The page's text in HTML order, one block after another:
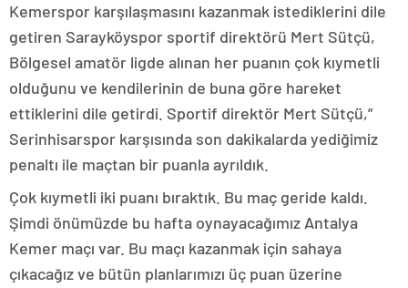
Kemerspor karşılaşmasını kazanmak istediklerini dile
getiren Sarayköyspor sportif direktörü Mert Sütçü,
Bölgesel amatör ligde alınan her puanın çok kıymetli
olduğunu ve kendilerinin de buna göre hareket
ettiklerini dile getirdi. Sportif direktör Mert Sütçü,”
Serinhisarspor karşısında son dakikalarda yediğimiz
penaltı ile maçtan bir puanla ayrıldık.
Çok kıymetli iki puanı bıraktık. Bu maç geride kaldı.
Şimdi önümüzde bu hafta oynayacağımız Antalya
Kemer maçı var. Bu maçı kazanmak için sahaya
çıkacağız ve bütün planlarımızı üç puan üzerine